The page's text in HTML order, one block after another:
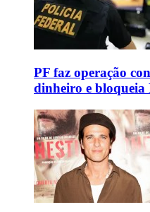
PF faz operação
dinheiro e bloqueia